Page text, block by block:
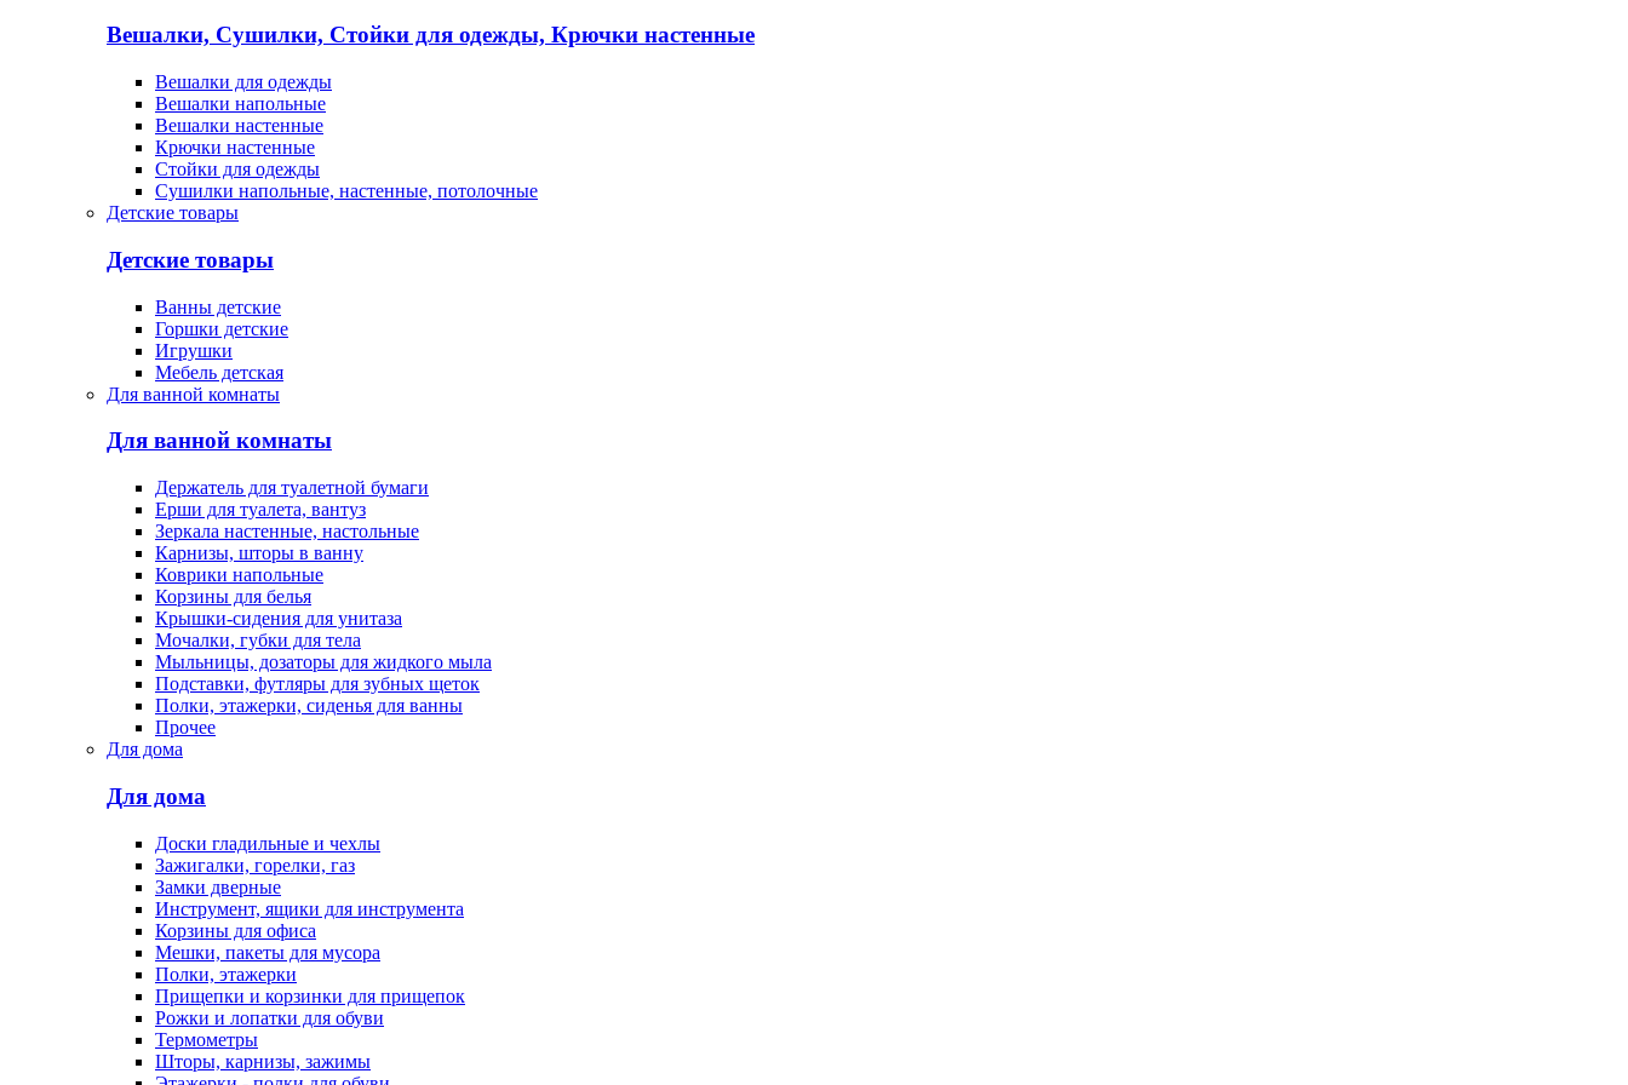
Вешалки, Сушилки, Стойки для одежды, Крючки настенные
Вешалки для одежды
Вешалки напольные
Вешалки настенные
Крючки настенные
Стойки для одежды
Сушилки напольные, настенные, потолочные
Детские товары
Детские товары
Ванны детские
Горшки детские
Игрушки
Мебель детская
Для ванной комнаты
Для ванной комнаты
Держатель для туалетной бумаги
Ерши для туалета, вантуз
Зеркала настенные, настольные
Карнизы, шторы в ванну
Коврики напольные
Корзины для белья
Крышки-сидения для унитаза
Мочалки, губки для тела
Мыльницы, дозаторы для жидкого мыла
Подставки, футляры для зубных щеток
Полки, этажерки, сиденья для ванны
Прочее
Для дома
Для дома
Доски гладильные и чехлы
Зажигалки, горелки, газ
Замки дверные
Инструмент, ящики для инструмента
Корзины для офиса
Мешки, пакеты для мусора
Полки, этажерки
Прищепки и корзинки для прищепок
Рожки и лопатки для обуви
Термометры
Шторы, карнизы, зажимы